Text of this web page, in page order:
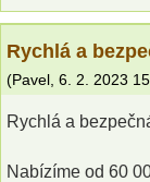
Rychlá a
(Pavel 6. 2. 2023
Rychlá a
Nabízíme od 60